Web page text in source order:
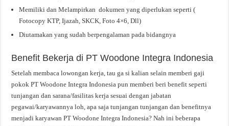
Memiliki dan Melampirkan dokumen yang diperlukan seperti (
Fotocopy KTP, Ijazah, SKCK, Foto 4×6, Dll)
Diutamakan yang sudah berpengalaman pada bidangnya
Benefit Bekerja di PT Woodone Integra Indonesia
Setelah membaca lowongan kerja, tau ga si kalian selain memberi gaji
pokok PT Woodone Integra Indonesia pun memberi beri benefit seperti
tunjangan dan sarana/fasilitas kerja sesuai dengan jabatan
pegawai/karyawannya loh, apa saja tunjangan tunjangan dan benefitnya
menjadi karyawan PT Woodone Integra Indonesia? Nah ini beberapa